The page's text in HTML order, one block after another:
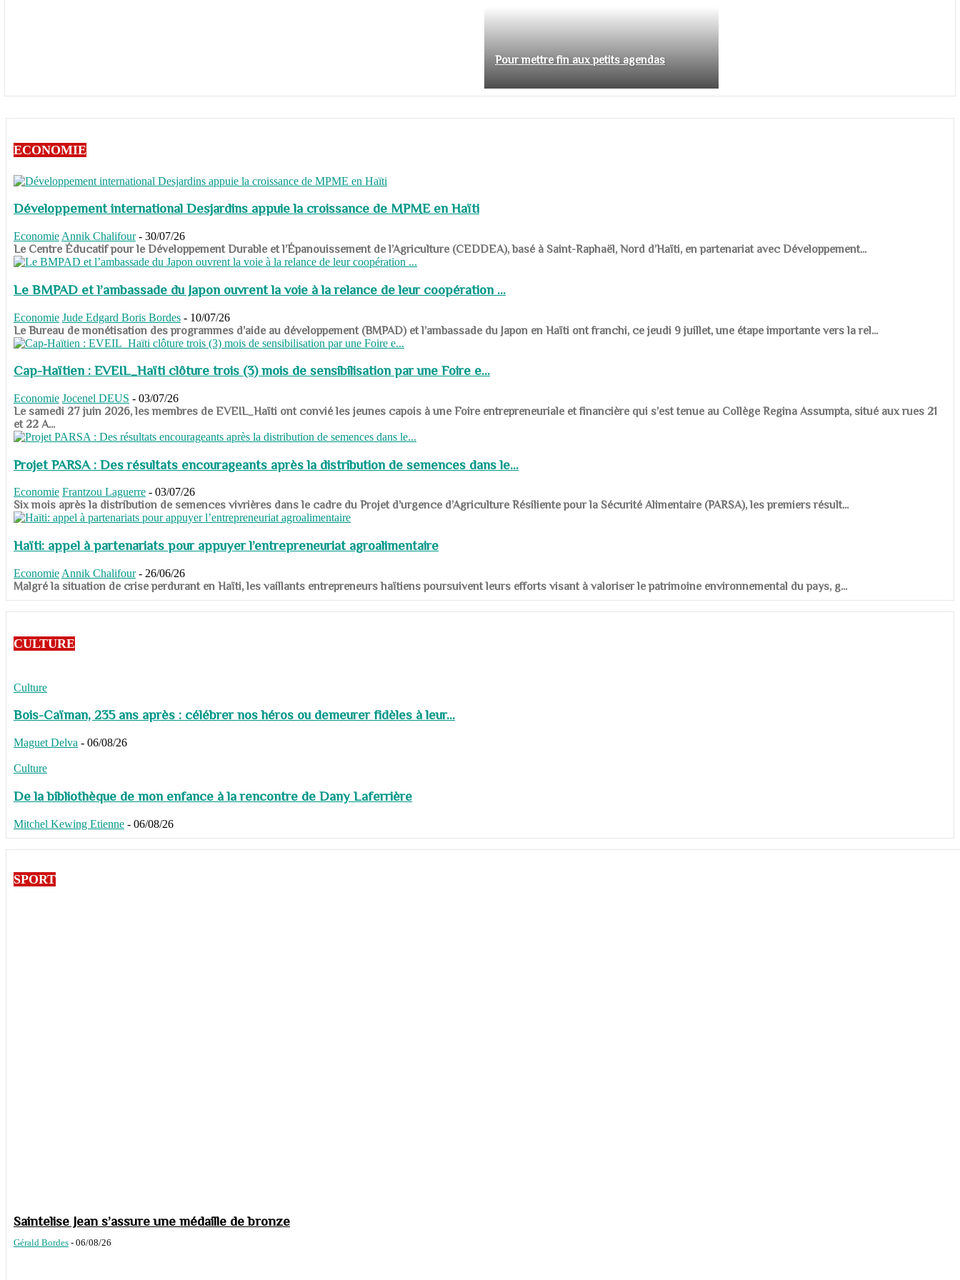
Pour mettre fin aux petits agendas
ECONOMIE
Développement international Desjardins appuie la croissance de MPME en Haïti
Economie Annik Chalifour - 30/07/26
​​​​​​​Le Centre Éducatif pour le Développement Durable et l’Épanouissement de l’Agriculture (CEDDEA), basé à Saint-Raphaël, Nord d’Haïti, en partenariat avec Développement...
Le BMPAD et l’ambassade du Japon ouvrent la voie à la relance de leur coopération ...
Economie Jude Edgard Boris Bordes - 10/07/26
​​​​​​​Le Bureau de monétisation des programmes d’aide au développement (BMPAD) et l’ambassade du Japon en Haïti ont franchi, ce jeudi 9 juillet, une étape importante vers la rel...
Cap-Haïtien : EVEIL_Haïti clôture trois (3) mois de sensibilisation par une Foire e...
Economie Jocenel DEUS - 03/07/26
Le samedi 27 juin 2026, les membres de EVEIL_Haïti ont convié les jeunes capois à une Foire entrepreneuriale et financière qui s’est tenue au Collège Regina Assumpta, situé aux rues 21
et 22 A...
Projet PARSA : Des résultats encourageants après la distribution de semences dans le...
Economie Frantzou Laguerre - 03/07/26
​​​​​​​Six mois après la distribution de semences vivrières dans le cadre du Projet d’urgence d’Agriculture Résiliente pour la Sécurité Alimentaire (PARSA), les premiers résult...
Haïti: appel à partenariats pour appuyer l’entrepreneuriat agroalimentaire
Economie Annik Chalifour - 26/06/26
​​​​​​​Malgré la situation de crise perdurant en Haïti, les vaillants entrepreneurs haïtiens poursuivent leurs efforts visant à valoriser le patrimoine environnemental du pays, g...
CULTURE
Culture
Bois-Caïman, 235 ans après : célébrer nos héros ou demeurer fidèles à leur...
Maguet Delva - 06/08/26
Culture
De la bibliothèque de mon enfance à la rencontre de Dany Laferrière
Mitchel Kewing Etienne - 06/08/26
SPORT
Saintelise Jean s’assure une médaille de bronze
Gérald Bordes - 06/08/26